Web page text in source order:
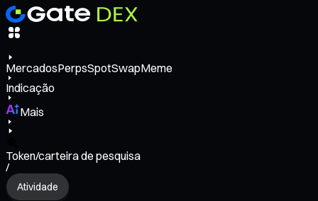
MercadosPerpsSpotSwapMeme
Indicação
Mais
Token/carteira de pesquisa
/
Atividade